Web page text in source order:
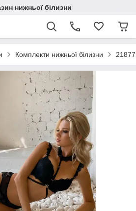
нижньої білизни
Комплекти нижньої білизни